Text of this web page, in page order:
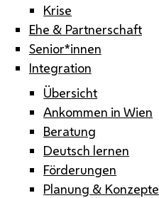
Krise
Ehe & Partnerschaft
Senior*innen
Integration
Übersicht
Ankommen in Wien
Beratung
Deutsch lernen
Förderungen
Planung & Konzepte